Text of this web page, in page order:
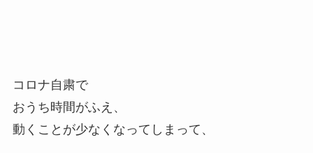
コロナ自粛で
おうち時間がふえ、
動くことが少なくなってしまって、